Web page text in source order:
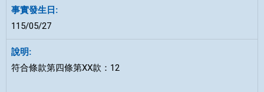
115/05/27
符合條款第四條第XX款：12